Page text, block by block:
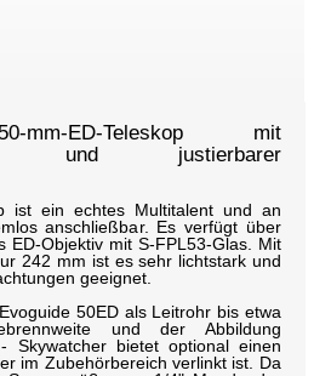
mm-ED-Teleskop mit
und justierbarer
ist ein echtes Multitalent und an
anschließbar. Es verfügt über
ED-Objektiv mit S-FPL53-Glas. Mit
242 mm ist es sehr lichtstark und
geeignet.
50ED als Leitrohr bis etwa
und der Abbildung
Skywatcher bietet optional einen
im Zubehörbereich verlinkt ist. Da